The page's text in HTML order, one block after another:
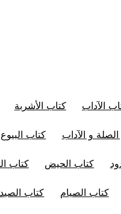
الآداب كتاب الأشربة
و الآداب كتاب البيوع
كتاب الحيض كتاب
كتاب الصيام كتاب